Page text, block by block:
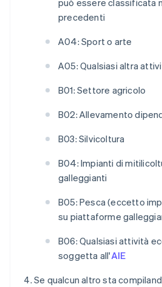
può essere classificata
precedenti
A04: Sport o arte
A05: Qualsiasi altra
B01: Settore agricolo
B02: Allevamento
B03: Silvicoltura
B04: Impianti di
galleggianti
B05: Pesca (eccetto
su piattaforme
B06: Qualsiasi attività
soggetta all'AIE
Se qualcun altro sta